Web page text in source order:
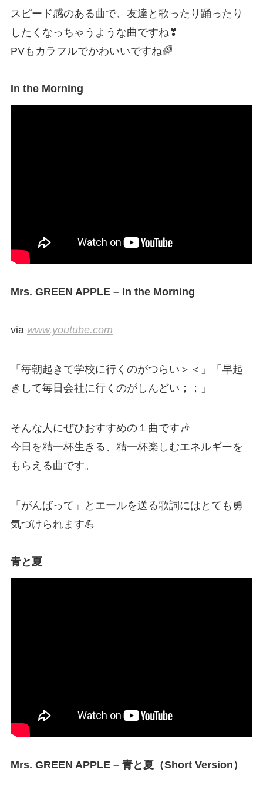
スピード感のある曲で、友達と歌ったり踊ったり
したくなっちゃうような曲ですね❣
PVもカラフルでかわいいですね🌈
In the Morning
Mrs. GREEN APPLE – In the Morning
via www.youtube.com
「毎朝起きて学校に行くのがつらい＞＜」「早起
きして毎日会社に行くのがしんどい；；」
そんな人にぜひおすすめの１曲です🎶
今日を精一杯生きる、精一杯楽しむエネルギーを
もらえる曲です。
「がんばって」とエールを送る歌詞にはとても勇
気づけられます💪
青と夏
Mrs. GREEN APPLE – 青と夏（Short Version）